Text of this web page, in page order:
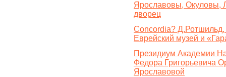
Ярославовы, Окуловы,
дворец
Concordia?
Еврейский музей и
Президиум Академии
Федора Григорьевича
Ярославовой